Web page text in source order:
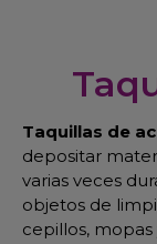
Taquillas de
depositar
varias veces
objetos de
cepillos,